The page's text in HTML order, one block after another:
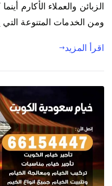
الزبائن والعملاء الأكارم
ومن الخدمات المتنوعة
اقرأ المزيد